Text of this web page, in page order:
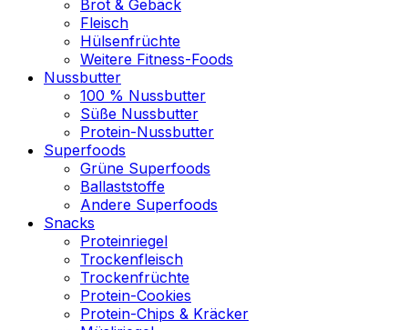
Brot & Gebäck
Fleisch
Hülsenfrüchte
Weitere Fitness-Foods
Nussbutter
100 % Nussbutter
Süße Nussbutter
Protein-Nussbutter
Superfoods
Grüne Superfoods
Ballaststoffe
Andere Superfoods
Snacks
Proteinriegel
Trockenfleisch
Trockenfrüchte
Protein-Cookies
Protein-Chips & Kräcker